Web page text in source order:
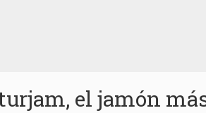
el jamón